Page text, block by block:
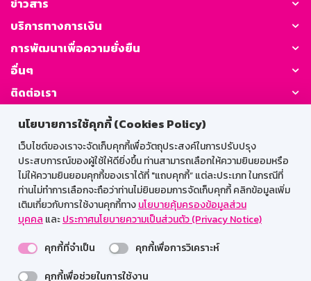
นโยบายการใช้คุกกี้ (Cookies Policy)
เว็บไซต์ของเราจะจัดเก็บคุกกี้เพื่อวัตถุประสงค์ในการปรับปรุง
ประสบการณ์ของผู้ใช้ให้ดียิ่งขึ้น ท่านสามารถเลือกให้ความยินยอมหรือ
ไม่ให้ความยินยอมคุกกี้ของเราได้ที่ "แถบคุกกี้” แต่ละประเภท ในกรณีที่
ท่านไม่ทำการเลือกจะถือว่าท่านไม่ยินยอมการจัดเก็บคุกกี้ คลิกข้อมูลเพิ่ม
เติมเกี่ยวกับการใช้งานคุกกี้ทางนโยบายคุ้มครองข้อมูลส่วน
บุคคล และประกาศนโยบายความเป็นส่วนตัว (Privacy Notice)
คุกกี้ที่จำเป็น
คุกกี้เพื่อการวิเคราะห์
คุกกี้เพื่อช่วยในการใช้งาน
บริการทางการเงิน
การพัฒนาเพื่อความยั่งยืน
อื่นๆ
ติดต่อเรา
GSB Society:
สำหรับพนักงาน
Web HR
GSB Wisdom
M-Search
เข้าสู่ระบบเน็ตเมล